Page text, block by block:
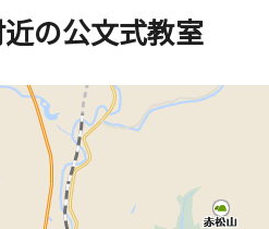
の公文式教室